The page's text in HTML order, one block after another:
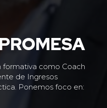
formativa como Coach
de Ingresos
Ponemos foco en: